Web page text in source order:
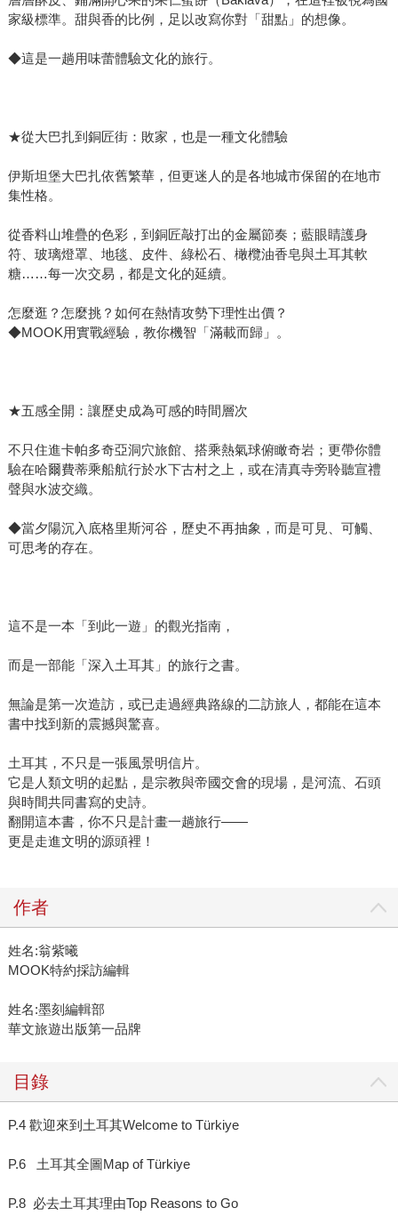
家級標準。甜與香的比例，足以改寫你對「甜點」的想像。
◆這是一趟用味蕾體驗文化的旅行。
★從大巴扎到銅匠街：敗家，也是一種文化體驗
伊斯坦堡大巴扎依舊繁華，但更迷人的是各地城市保留的在地市
集性格。
從香料山堆疊的色彩，到銅匠敲打出的金屬節奏；藍眼睛護身
符、玻璃燈罩、地毯、皮件、綠松石、橄欖油香皂與土耳其軟
糖……每一次交易，都是文化的延續。
怎麼逛？怎麼挑？如何在熱情攻勢下理性出價？
◆MOOK用實戰經驗，教你機智「滿載而歸」。
★五感全開：讓歷史成為可感的時間層次
不只住進卡帕多奇亞洞穴旅館、搭乘熱氣球俯瞰奇岩；更帶你體
驗在哈爾費蒂乘船航行於水下古村之上，或在清真寺旁聆聽宣禮
聲與水波交織。
◆當夕陽沉入底格里斯河谷，歷史不再抽象，而是可見、可觸、
可思考的存在。
這不是一本「到此一遊」的觀光指南，
而是一部能「深入土耳其」的旅行之書。
無論是第一次造訪，或已走過經典路線的二訪旅人，都能在這本
書中找到新的震撼與驚喜。
土耳其，不只是一張風景明信片。
它是人類文明的起點，是宗教與帝國交會的現場，是河流、石頭
與時間共同書寫的史詩。
翻開這本書，你不只是計畫一趟旅行——
更是走進文明的源頭裡！
作者
姓名:翁紫曦
MOOK特約採訪編輯
姓名:墨刻編輯部
華文旅遊出版第一品牌
目錄
P.4 歡迎來到土耳其Welcome to Türkiye
P.6 土耳其全圖Map of Türkiye
P.8 必去土耳其理由Top Reasons to Go